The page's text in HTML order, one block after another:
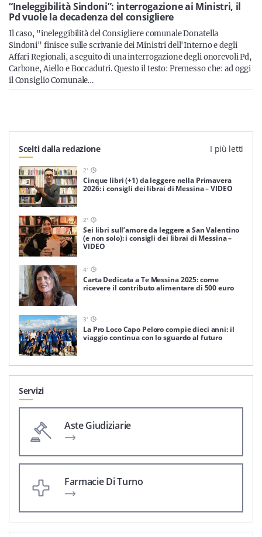
Servizi
“Ineleggibilità Sindoni”: interrogazione ai Ministri, il
Pd vuole la decadenza del consigliere
Il caso, "ineleggibilità del Consigliere comunale Donatella
Sindoni" finisce sulle scrivanie dei Ministri dell'Interno e degli
Affari Regionali, a seguito di una interrogazione degli onorevoli Pd,
Carbone, Aiello e Boccadutri. Questo il testo: Premesso che: ad oggi
il Consiglio Comunale…
Scelti dalla redazione I più letti
2'
Cinque libri (+1) da leggere nella Primavera
2026: i consigli dei librai di Messina – VIDEO
2'
Sei libri sull’amore da leggere a San Valentino
(e non solo): i consigli dei librai di Messina –
VIDEO
4'
Carta Dedicata a Te Messina 2025: come
ricevere il contributo alimentare di 500 euro
3'
La Pro Loco Capo Peloro compie dieci anni: il
viaggio continua con lo sguardo al futuro
Servizi
Aste Giudiziarie
Farmacie Di Turno